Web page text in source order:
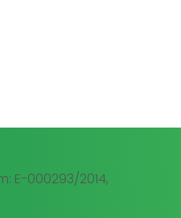
E-000293/2014,